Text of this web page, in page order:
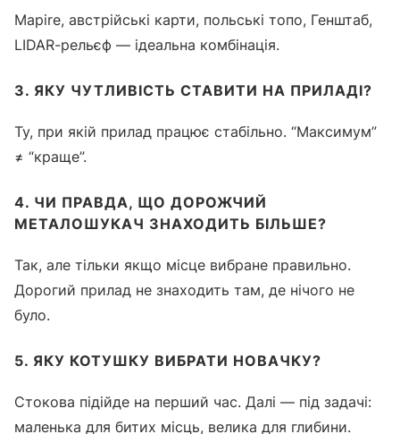
Mapire, австрійські карти, польські топо, Генштаб,
LIDAR-рельєф — ідеальна комбінація.
3. ЯКУ ЧУТЛИВІСТЬ СТАВИТИ НА ПРИЛАДІ?
Ту, при якій прилад працює стабільно. “Максимум”
≠ “краще”.
4. ЧИ ПРАВДА, ЩО ДОРОЖЧИЙ
МЕТАЛОШУКАЧ ЗНАХОДИТЬ БІЛЬШЕ?
Так, але тільки якщо місце вибране правильно.
Дорогий прилад не знаходить там, де нічого не
було.
5. ЯКУ КОТУШКУ ВИБРАТИ НОВАЧКУ?
Стокова підійде на перший час. Далі — під задачі:
маленька для битих місць, велика для глибини.